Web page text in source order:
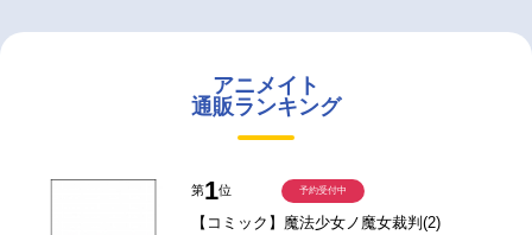
アニメイト
通販ランキング
第1位
【コミック】魔法少女ノ魔女裁判(2)
予約受付中